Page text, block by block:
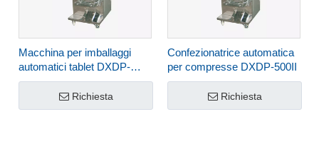
Macchina per imballaggi
automatici tablet DXDP-
150II
Richiesta
Confezionatrice automatica
per compresse DXDP-500II
Richiesta